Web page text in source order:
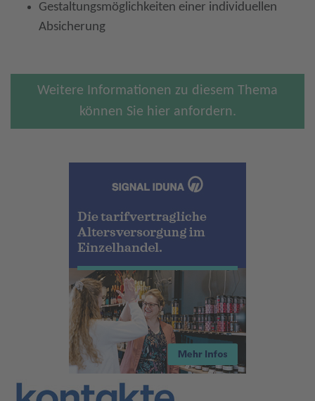
Gestaltungsmöglichkeiten einer individuellen
Absicherung
Weitere Informationen zu diesem Thema
können Sie hier anfordern.